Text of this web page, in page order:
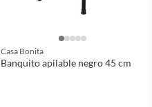
Casa Bonita
Banquito apilable negro 45 cm